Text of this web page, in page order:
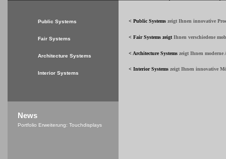
< Public Systems zeigt Ihnen innovative
< Fair Systems zeigt Ihnen verschiedene
< Architecture Systems zeigt Ihnen
< Interior Systems zeigt Ihnen innovative
Public Systems
Fair Systems
Architecture Systems
Interior Systems
News
Portfolio Erweiterung: Touchdisplays